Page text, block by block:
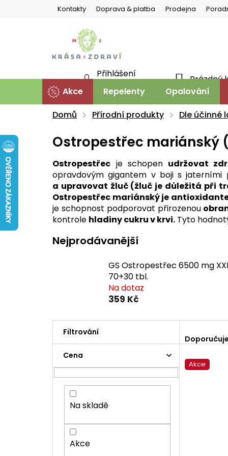
Kontakty Doprava & platba Prodejna
Prázdný
Přihlášení
Akce Repelenty Opalování
Domů
Přírodní produkty Dle účinné
Ostropestřec mariánský
Ostropestřec je schopen udržovat
opravdovým gigantem v boji s jaterními
a upravovat žluč (žluč je důležitá při
Ostropestřec mariánský je
je schopnost podporovat přirozenou
kontrole hladiny cukru v krvi. Tyto
Nejprodávanější
GS Ostropestřec 6500 mg
70+30 tbl.
Na dotaz
359 Kč
s
Cena
Na skladě
Akce
a
z
e
nV Akce